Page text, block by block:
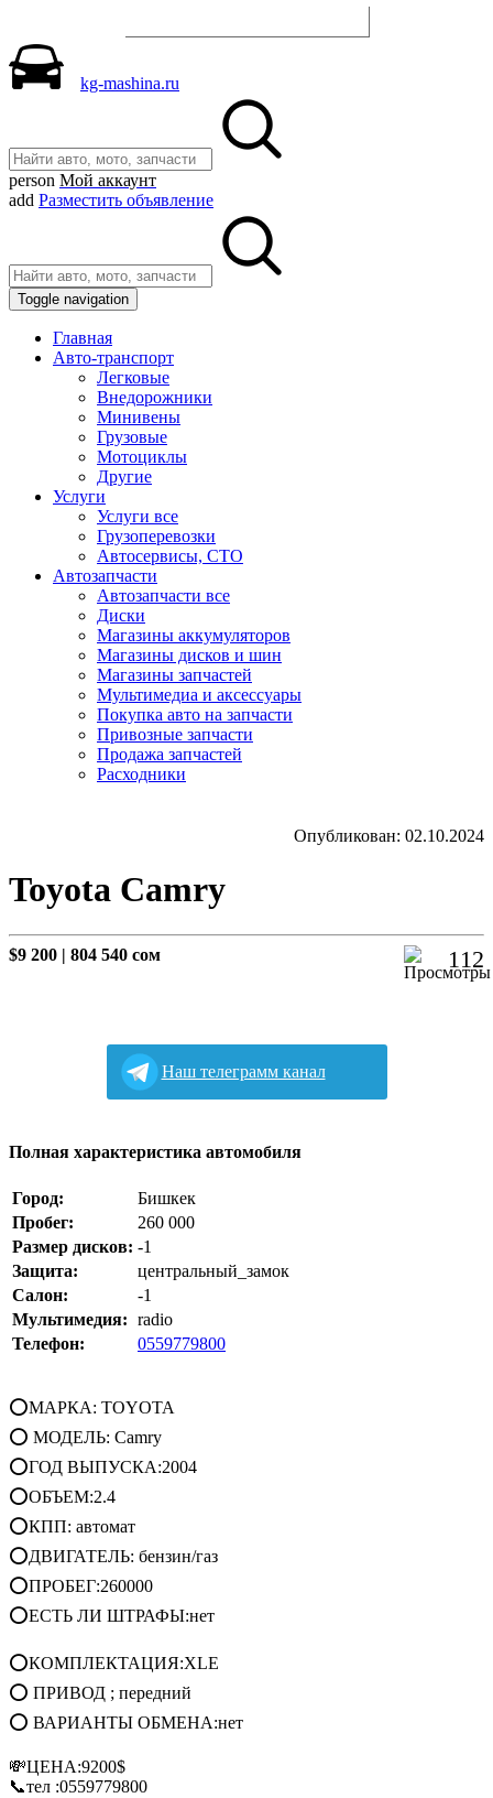
kg-mashina.ru
person Мой аккаунт
add Разместить объявление
Toggle navigation
Главная
Авто-транспорт
Легковые
Внедорожники
Минивены
Грузовые
Мотоциклы
Другие
Услуги
Услуги все
Грузоперевозки
Автосервисы, СТО
Автозапчасти
Автозапчасти все
Диски
Магазины аккумуляторов
Магазины дисков и шин
Магазины запчастей
Мультимедиа и аксессуары
Покупка авто на запчасти
Привозные запчасти
Продажа запчастей
Расходники
Опубликован: 02.10.2024
Toyota Camry
$9 200 | 804 540 сом 112
Наш телеграмм канал
Полная характеристика автомобиля
Город:
Бишкек
Пробег:
260 000
Размер дисков: -1
Защита:
центральный_замок
Салон:
-1
Мультимедия: radio
Телефон:
0559779800
⭕МАРКА: TOYOTA
⭕ МОДЕЛЬ: Camry
⭕ГОД ВЫПУСКА:2004
⭕ОБЪЕМ:2.4
⭕КПП: автомат
⭕ДВИГАТЕЛЬ: бензин/газ
⭕ПРОБЕГ:260000
⭕ЕСТЬ ЛИ ШТРАФЫ:нет
⭕КОМПЛЕКТАЦИЯ:XLE
⭕ ПРИВОД ; передний
⭕ ВАРИАНТЫ ОБМЕНА:нет
💸ЦЕНА:9200$
📞тел :0559779800